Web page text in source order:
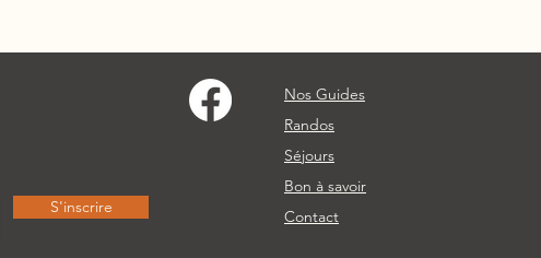
Nos Guides
Randos
Séjours
Bon à savoir
Contact
S'inscrire